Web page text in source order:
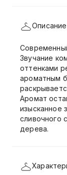
Описание
Звучание
оттенками
ароматным
Аромат
изысканное
сливочного
дерева.